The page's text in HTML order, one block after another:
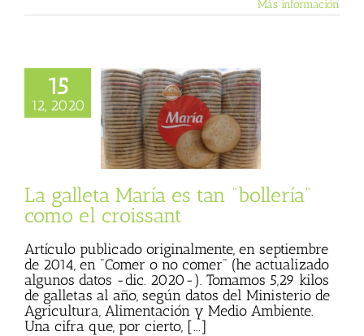
Más información
15
12, 2020
María es tan
como el
Basulto
La galleta María es tan “bollería”
como el croissant
Artículo publicado originalmente, en septiembre
de 2014, en "Comer o no comer" (he actualizado
algunos datos -dic. 2020-). Tomamos 5,29 kilos
de galletas al año, según datos del Ministerio de
Agricultura, Alimentación y Medio Ambiente.
Una cifra que, por cierto, [...]